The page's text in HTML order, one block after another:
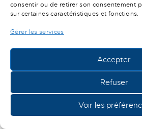
consentir ou de retirer son consentement
sur certaines caractéristiques et fonctions.
Gérer les services
Accepter
Refuser
Voir les
MODULE 28
PONT RONDIN (PETIT
DEMANDER UN DEVIS
PRODUIT